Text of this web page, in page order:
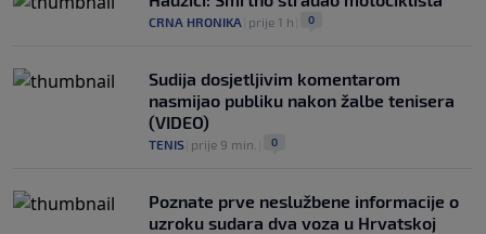
CRNA HRONIKA prije 1 h 0
Sudija dosjetljivim komentarom
nasmijao publiku nakon žalbe tenisera
(VIDEO)
TENIS prije 9 min. 0
Poznate prve neslužbene informacije o
uzroku sudara dva voza u Hrvatskoj